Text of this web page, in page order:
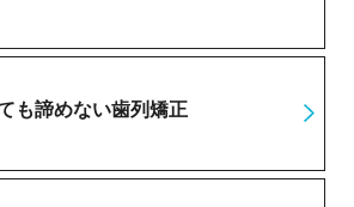
も諦めない歯列矯正